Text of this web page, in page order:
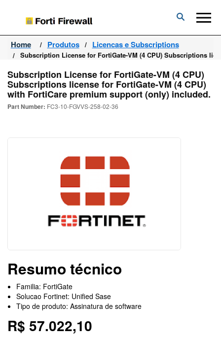
Forti
Firewall
Home Produtos Licencas e Subscriptions
Subscription License for FortiGate-VM (4 CPU) Subscriptions
Subscription License for FortiGate-VM (4 CPU)
Subscriptions license for FortiGate-VM (4 CPU)
with FortiCare premium support (only) included.
Part Number: FC3-10-FGVVS-258-02-36
Resumo técnico
Familia: FortiGate
Solucao Fortinet: Unified Sase
Tipo de produto: Assinatura de software
R$ 57.022,10